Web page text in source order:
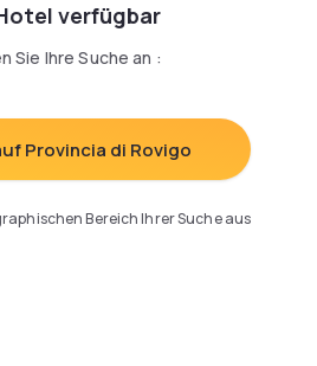
verfügbar
Sie Ihre Suche an :
Provincia di Rovigo
Bereich Ihrer Suche aus